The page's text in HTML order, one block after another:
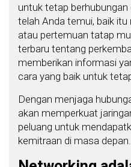
untuk tetap
telah Anda temui, baik itu
atau pertemuan tatap
terbaru tentang
memberikan informasi
cara yang baik untuk
Dengan menjaga
akan memperkuat
peluang untuk
kemitraan di masa depan.